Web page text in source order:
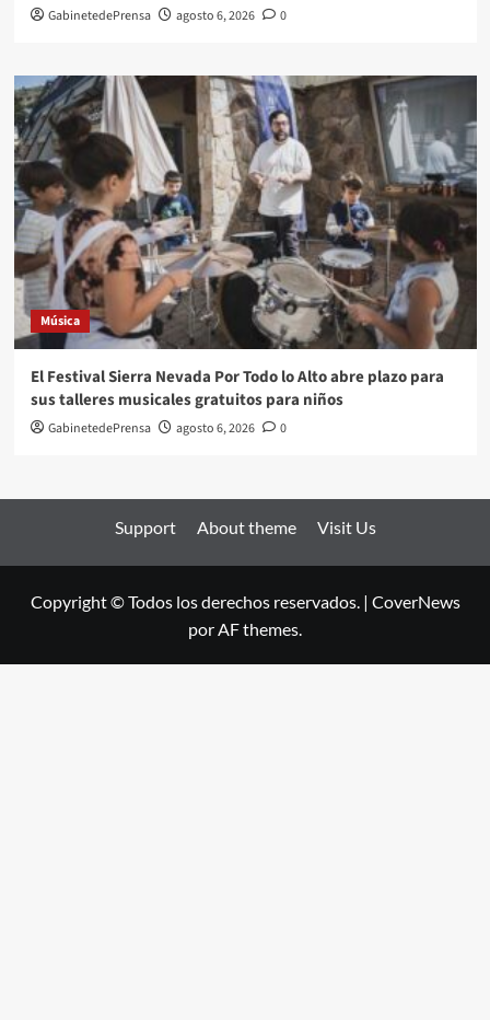
GabinetedePrensa agosto 6, 2026 0
Música
El Festival Sierra Nevada Por Todo lo Alto abre plazo para
sus talleres musicales gratuitos para niños
GabinetedePrensa agosto 6, 2026 0
Support About theme Visit Us
Copyright © Todos los derechos reservados. | CoverNews
por AF themes.